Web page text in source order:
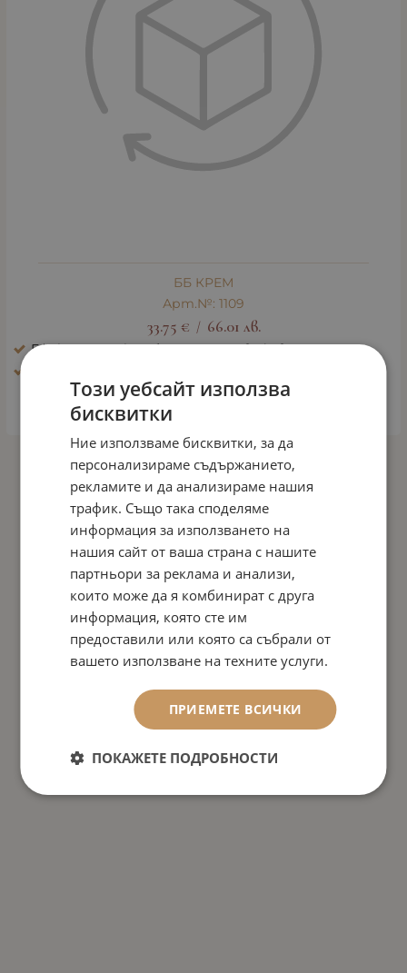
ББ КРЕМ
Арт.№: 1109
33.75 € / 66.01 лв.
Ефект: Блясък, избистряне, освежаване
На страница по:
Този уебсайт използва
бисквитки
Ние използваме бисквитки, за да
персонализираме съдържанието,
рекламите и да анализираме нашия
трафик. Също така споделяме
информация за използването на
нашия сайт от ваша страна с нашите
партньори за реклама и анализи,
които може да я комбинират с друга
информация, която сте им
предоставили или която са събрали от
вашето използване на техните услуги.
ПРИЕМЕТЕ ВСИЧКИ
ПОКАЖЕТЕ ПОДРОБНОСТИ